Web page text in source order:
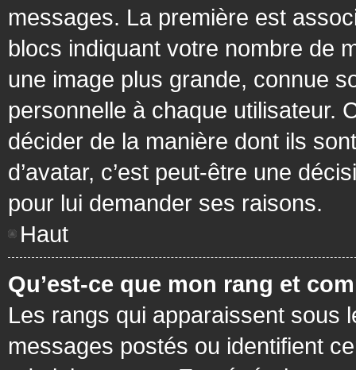
messages. La première est
blocs indiquant votre nombre de
une image plus grande, connue
personnelle à chaque utilisateur.
décider de la manière dont ils
d’avatar, c’est peut-être une
pour lui demander ses raisons.
Haut
Qu’est-ce que mon rang et
Les rangs qui apparaissent sous
messages postés ou identifient